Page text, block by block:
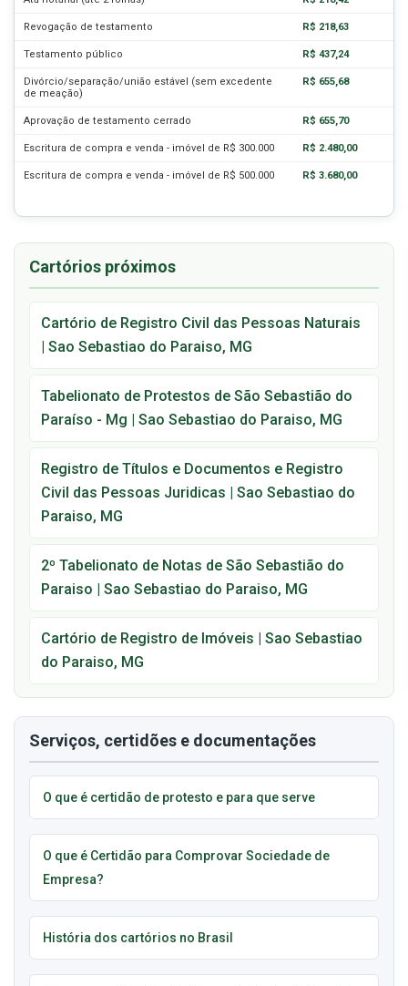
Revogação de testamento R$ 218,63
Testamento público R$ 437,24
Divórcio/separação/união estável (sem excedente
de meação)
R$ 655,68
Aprovação de testamento cerrado R$ 655,70
Escritura de compra e venda - imóvel de R$ 300.000 R$ 2.480,00
Escritura de compra e venda - imóvel de R$ 500.000 R$ 3.680,00
Cartórios próximos
Cartório de Registro Civil das Pessoas Naturais
| Sao Sebastiao do Paraiso, MG
Tabelionato de Protestos de São Sebastião do
Paraíso - Mg | Sao Sebastiao do Paraiso, MG
Registro de Títulos e Documentos e Registro
Civil das Pessoas Juridicas | Sao Sebastiao do
Paraiso, MG
2º Tabelionato de Notas de São Sebastião do
Paraiso | Sao Sebastiao do Paraiso, MG
Cartório de Registro de Imóveis | Sao Sebastiao
do Paraiso, MG
Serviços, certidões e documentações
O que é certidão de protesto e para que serve
O que é Certidão para Comprovar Sociedade de
Empresa?
História dos cartórios no Brasil